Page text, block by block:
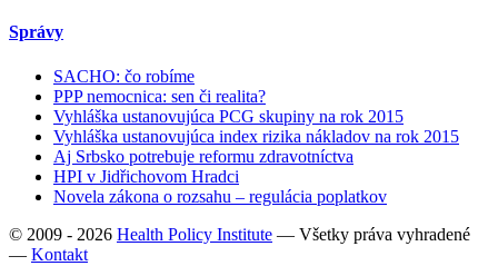
Správy
SACHO: čo robíme
PPP nemocnica: sen či realita?
Vyhláška ustanovujúca PCG skupiny na rok 2015
Vyhláška ustanovujúca index rizika nákladov na rok 2015
Aj Srbsko potrebuje reformu zdravotníctva
HPI v Jidřichovom Hradci
Novela zákona o rozsahu – regulácia poplatkov
© 2009 - 2026 Health Policy Institute — Všetky práva vyhradené
— Kontakt